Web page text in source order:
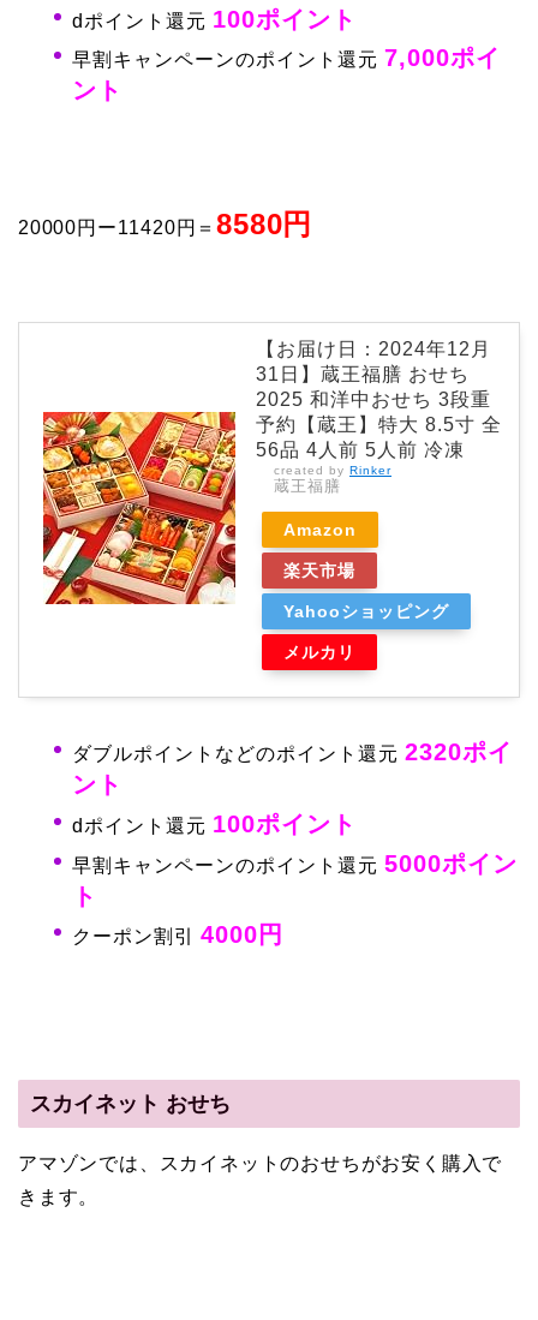
dポイント還元 100ポイント
早割キャンペーンのポイント還元 7,000ポイ
ント
20000円ー11420円＝8580円
【お届け日：2024年12月
31日】蔵王福膳 おせち
2025 和洋中おせち 3段重
予約【蔵王】特大 8.5寸 全
56品 4人前 5人前 冷凍
created by Rinker
蔵王福膳
Amazon
楽天市場
Yahooショッピング
メルカリ
ダブルポイントなどのポイント還元 2320ポイ
ント
dポイント還元 100ポイント
早割キャンペーンのポイント還元 5000ポイン
ト
クーポン割引 4000円
スカイネット おせち
アマゾンでは、スカイネットのおせちがお安く購入で
きます。